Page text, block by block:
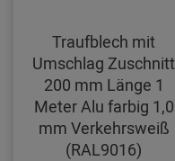
Traufblech mit
Umschlag Zuschnitt
200 mm Länge 1
Meter Alu farbig 1,0
mm Verkehrsweiß
(RAL9016)